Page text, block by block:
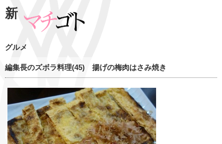
新
グルメ
編集長のズボラ料理(45) 揚げの梅肉はさみ焼き